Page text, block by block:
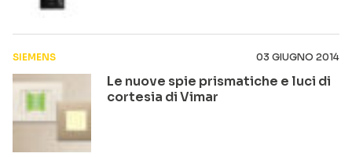
SIEMENS 03 GIUGNO 2014
Le nuove spie prismatiche e luci di
cortesia di Vimar